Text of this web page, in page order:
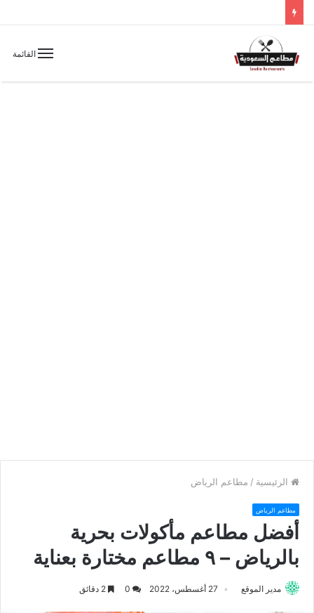
القائمة
الرئيسية / مطاعم الرياض
مطاعم الرياض
أفضل مطاعم مأكولات بحرية
بالرياض – ٩ مطاعم مختارة بعناية
مدير الموقع 27 أغسطس، 2022